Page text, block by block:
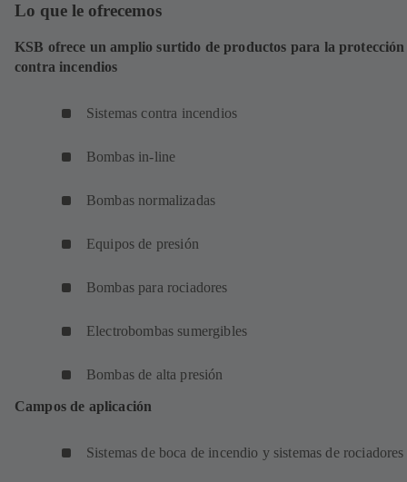
Lo que le ofrecemos
KSB ofrece un amplio surtido de productos para la protección
contra incendios
Sistemas contra incendios
Bombas in-line
Bombas normalizadas
Equipos de presión
Bombas para rociadores
Electrobombas sumergibles
Bombas de alta presión
Campos de aplicación
Sistemas de boca de incendio y sistemas de rociadores